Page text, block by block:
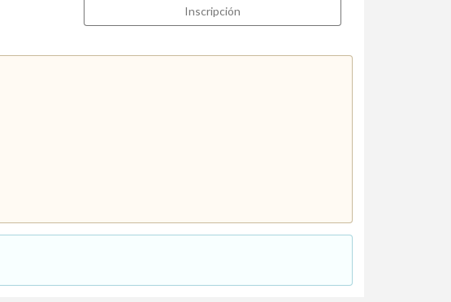
Inscripción